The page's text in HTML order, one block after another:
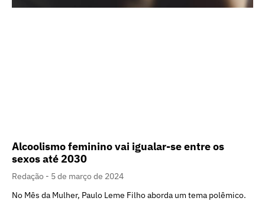
Alcoolismo feminino vai igualar-se entre os
sexos até 2030
Redação
5 de março de 2024
No Mês da Mulher, Paulo Leme Filho aborda um tema polêmico.